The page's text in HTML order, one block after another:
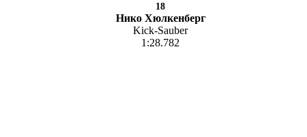
18
Нико Хюлкенберг
Kick-Sauber
1:28.782